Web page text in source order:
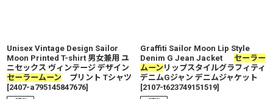
Unisex Vintage Design Sailor
Moon Printed T-shirt 男女兼用 ユ
ニセックス ヴィンテージ デザイン
セーラームーン プリント Tシャツ
[2407-a795145847676]
Graffiti Sailor Moon Lip Style
Denim G Jean Jacket セーラー
ムーン リップスタイルグラフィティ
デニムGジャン デニムジャケット
[2107-t623749151519]